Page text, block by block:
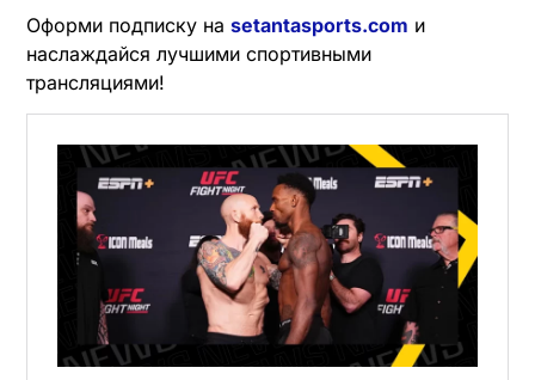
Оформи подписку на setantasports.com и
наслаждайся лучшими спортивными
трансляциями!